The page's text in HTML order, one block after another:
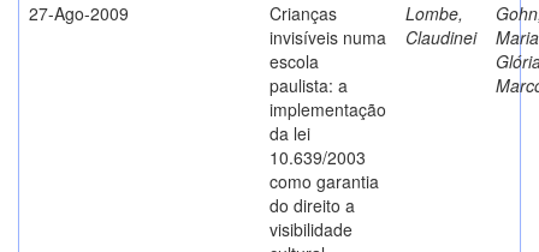
27-Ago-2009
Crianças
invisíveis numa
escola
paulista: a
implementação
da lei
10.639/2003
como garantia
do direito a
visibilidade
Lombe,
Claudinei